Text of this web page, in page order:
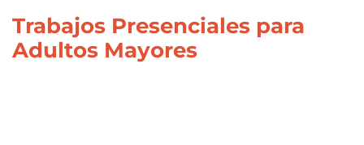
Trabajos Presenciales para
Adultos Mayores